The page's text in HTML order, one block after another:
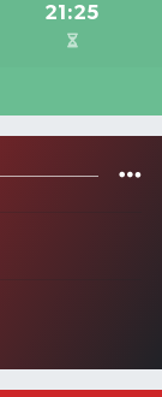
21:25